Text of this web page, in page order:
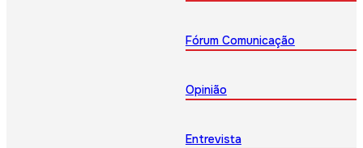
Fórum Comunicação
Opinião
Entrevista